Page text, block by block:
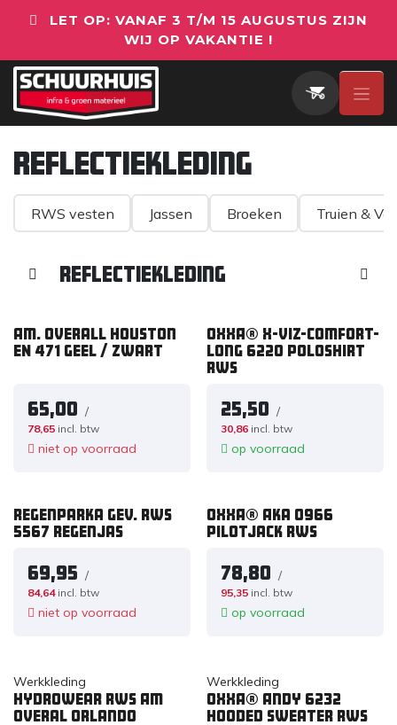
LET OP: VANAF 3 T/M 15 AUGUSTUS ZIJN
WIJ OP VAKANTIE !
Reflectiekleding
RWS vesten Jassen Broeken Truien &
Reflectiekleding
Am. overall Houston
EN 471 geel / zwart
65,00 /
78,65 incl. btw
niet op voorraad
OXXA® X-Viz-Comfort-
Long 6220 poloshirt
RWS
25,50 /
30,86 incl. btw
op voorraad
Regenparka gev. RWS
5567 regenjas
69,95 /
84,64 incl. btw
niet op voorraad
OXXA® Aka 0966
pilotjack RWS
78,80 /
95,35 incl. btw
op voorraad
Werkkleding
Hydrowear RWS Am
overal Orlando
Werkkleding
OXXA® Andy 6232
hooded sweater RWS